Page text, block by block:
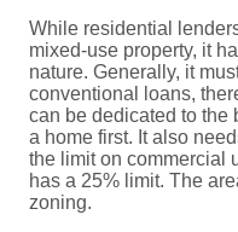
While residential
mixed-use property, it
nature. Generally, it
conventional loans,
can be dedicated to the
a home first. It also
the limit on commercial
has a 25% limit. The
zoning.